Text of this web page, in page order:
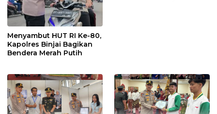
Menyambut HUT RI Ke-80,
Kapolres Binjai Bagikan
Bendera Merah Putih